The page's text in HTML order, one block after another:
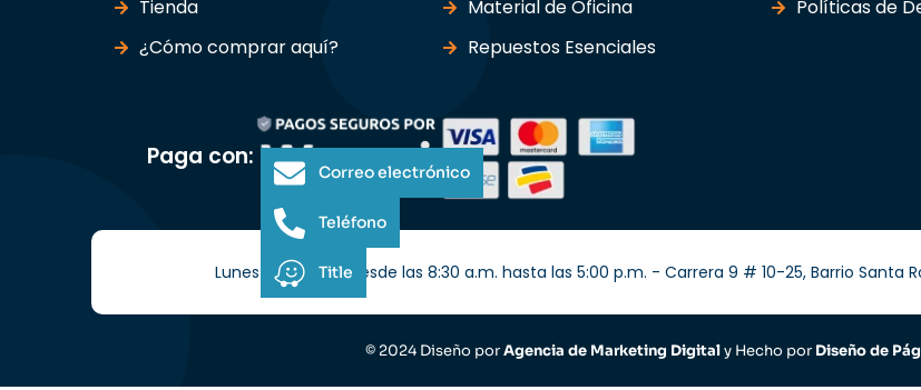
Tienda
¿Cómo comprar aquí?
Material de Oficina
Repuestos Esenciales
Políticas de
Paga con:
Lunes a Sábados desde las 8:30 a.m. hasta las 5:00 p.m. - Carrera 9 # 10-25, Barrio
© 2024 Diseño porAgencia de Marketing Digitaly Hecho por Diseño de
Correo electrónico
Teléfono
Title